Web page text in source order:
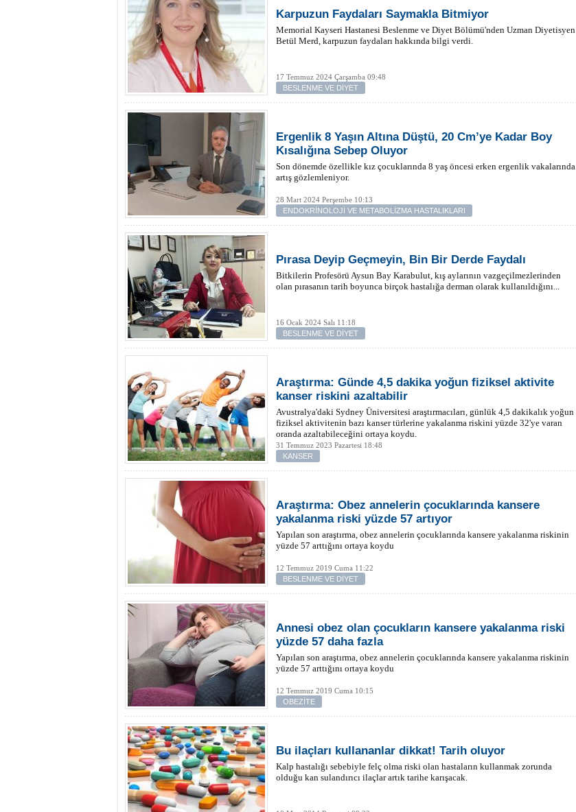
Karpuzun Faydaları Saymakla Bitmiyor
Memorial Kayseri Hastanesi Beslenme ve Diyet Bölümü'nden Uzman Diyetisyen
Betül Merd, karpuzun faydaları hakkında bilgi verdi.
17 Temmuz 2024 Çarşamba 09:48
BESLENME VE DİYET
Ergenlik 8 Yaşın Altına Düştü, 20 Cm’ye Kadar Boy
Kısalığına Sebep Oluyor
Son dönemde özellikle kız çocuklarında 8 yaş öncesi erken ergenlik vakalarında
artış gözlemleniyor.
28 Mart 2024 Perşembe 10:13
ENDOKRİNOLOJİ VE METABOLİZMA HASTALIKLARI
Pırasa Deyip Geçmeyin, Bin Bir Derde Faydalı
Bitkilerin Profesörü Aysun Bay Karabulut, kış aylarının vazgeçilmezlerinden
olan pırasanın tarih boyunca birçok hastalığa derman olarak kullanıldığını...
16 Ocak 2024 Salı 11:18
BESLENME VE DİYET
Araştırma: Günde 4,5 dakika yoğun fiziksel aktivite
kanser riskini azaltabilir
Avustralya'daki Sydney Üniversitesi araştırmacıları, günlük 4,5 dakikalık yoğun
fiziksel aktivitenin bazı kanser türlerine yakalanma riskini yüzde 32'ye varan
oranda azaltabileceğini ortaya koydu.
31 Temmuz 2023 Pazartesi 18:48
KANSER
Araştırma: Obez annelerin çocuklarında kansere
yakalanma riski yüzde 57 artıyor
Yapılan son araştırma, obez annelerin çocuklarında kansere yakalanma riskinin
yüzde 57 arttığını ortaya koydu
12 Temmuz 2019 Cuma 11:22
BESLENME VE DİYET
Annesi obez olan çocukların kansere yakalanma riski
yüzde 57 daha fazla
Yapılan son araştırma, obez annelerin çocuklarında kansere yakalanma riskinin
yüzde 57 arttığını ortaya koydu
12 Temmuz 2019 Cuma 10:15
OBEZİTE
Bu ilaçları kullananlar dikkat! Tarih oluyor
Kalp hastalığı sebebiyle felç olma riski olan hastaların kullanmak zorunda
olduğu kan sulandırıcı ilaçlar artık tarihe karışacak.